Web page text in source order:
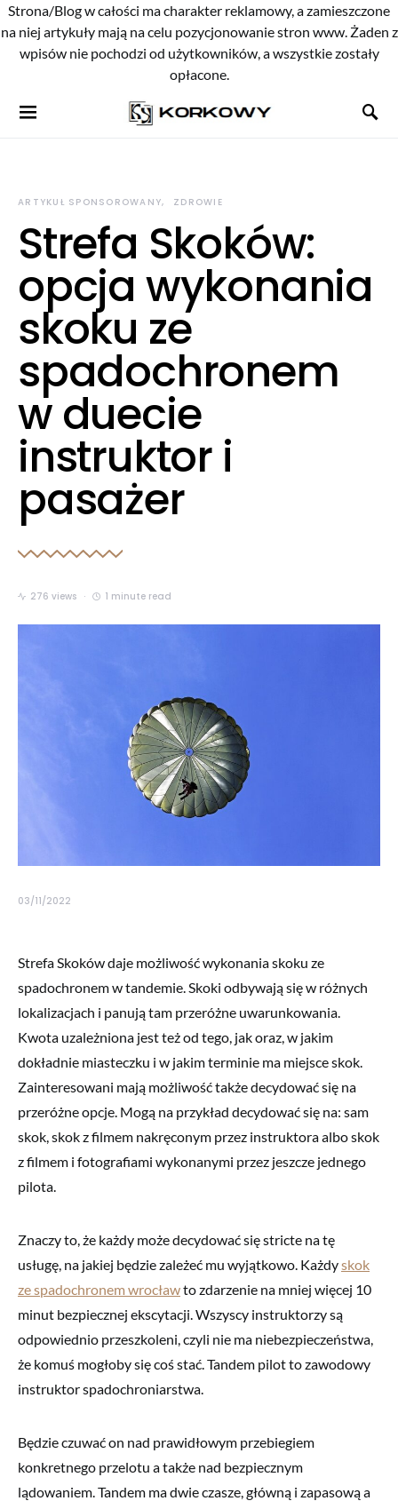
Strona/Blog w całości ma charakter reklamowy, a zamieszczone
na niej artykuły mają na celu pozycjonowanie stron www. Żaden z
wpisów nie pochodzi od użytkowników, a wszystkie zostały
opłacone.
ARTYKUŁ SPONSOROWANY ZDROWIE
Strefa Skoków:
opcja wykonania
skoku ze
spadochronem
w duecie
instruktor i
pasażer
276 views 1 minute read
03/11/2022
Strefa Skoków daje możliwość wykonania skoku ze
spadochronem w tandemie. Skoki odbywają się w różnych
lokalizacjach i panują tam przeróżne uwarunkowania.
Kwota uzależniona jest też od tego, jak oraz, w jakim
dokładnie miasteczku i w jakim terminie ma miejsce skok.
Zainteresowani mają możliwość także decydować się na
przeróżne opcje. Mogą na przykład decydować się na: sam
skok, skok z filmem nakręconym przez instruktora albo skok
z filmem i fotografiami wykonanymi przez jeszcze jednego
pilota.
Znaczy to, że każdy może decydować się stricte na tę
usługę, na jakiej będzie zależeć mu wyjątkowo. Każdyskok
ze spadochronem wrocławto zdarzenie na mniej więcej 10
minut bezpiecznej ekscytacji. Wszyscy instruktorzy są
odpowiednio przeszkoleni, czyli nie ma niebezpieczeństwa,
że komuś mogłoby się coś stać. Tandem pilot to zawodowy
instruktor spadochroniarstwa.
Będzie czuwać on nad prawidłowym przebiegiem
konkretnego przelotu a także nad bezpiecznym
lądowaniem. Tandem ma dwie czasze, główną i zapasową a